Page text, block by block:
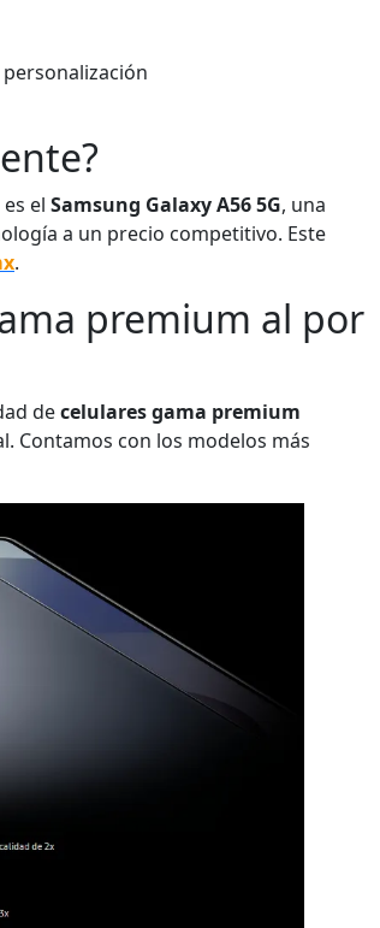
el Samsung Galaxy A56 5G, una
a un precio competitivo. Este
.
premium al por
decelulares gama premium
Contamos con los modelos más